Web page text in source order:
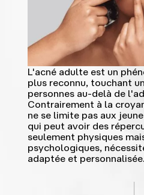
L'acné adulte est un
plus reconnu, touchant
personnes au-delà de
Contrairement à la
ne se limite pas aux
qui peut avoir des
seulement physiques
psychologiques,
adaptée et personnalisée.